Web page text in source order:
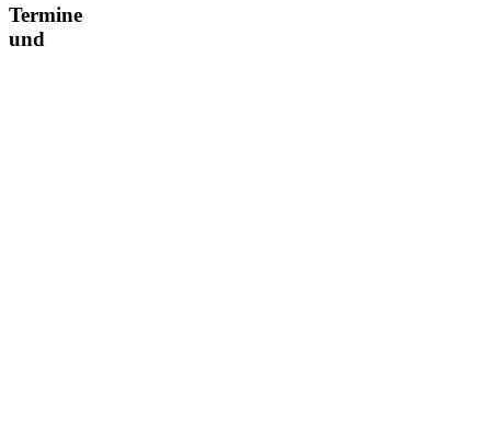
Termine
und